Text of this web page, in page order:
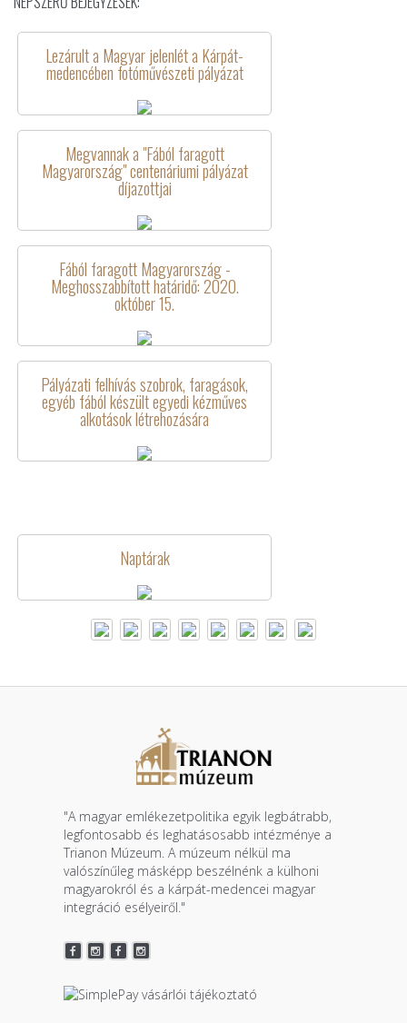
Lezárult a Magyar jelenlét a Kárpát-
medencében fotóművészeti pályázat
Megvannak a "Fából faragott
Magyarország" centenáriumi pályázat
díjazottjai
Fából faragott Magyarország -
Meghosszabbított határidő: 2020.
október 15.
Pályázati felhívás szobrok, faragások,
egyéb fából készült egyedi kézműves
alkotások létrehozására
Naptárak
"A magyar emlékezetpolitika egyik legbátrabb,
legfontosabb és leghatásosabb intézménye a
Trianon Múzeum. A múzeum nélkül ma
valószínűleg másképp beszélnénk a külhoni
magyarokról és a kárpát-medencei magyar
integráció esélyeiről."